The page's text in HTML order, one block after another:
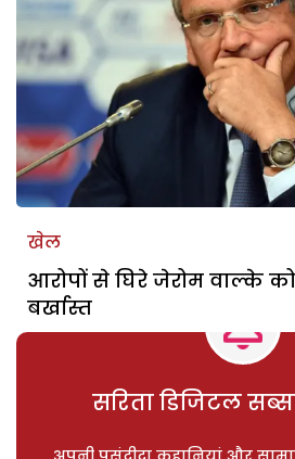
खेल
आरोपों से घिरे जेरोम वाल्के
बर्खास्त
सरिता डिजिटल